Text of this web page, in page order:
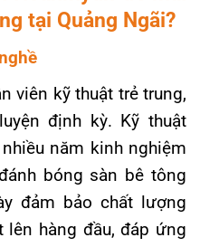
tại Quảng Ngãi?
viên kỹ thuật trẻ trung,
định kỳ. Kỹ thuật
năm kinh nghiệm
bóng sàn bê tông
đảm bảo chất lượng
hàng đầu, đáp ứng